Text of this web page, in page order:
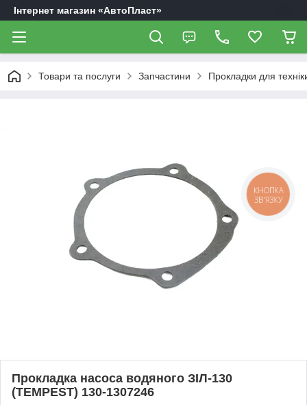
Інтернет магазин «АвтоПласт»
Товари та послуги Запчастини Прокладки для
Прокладка насоса водяного ЗІЛ-130
(TEMPEST) 130-1307246
КНОПКА
ЗВ'ЯЗКУ